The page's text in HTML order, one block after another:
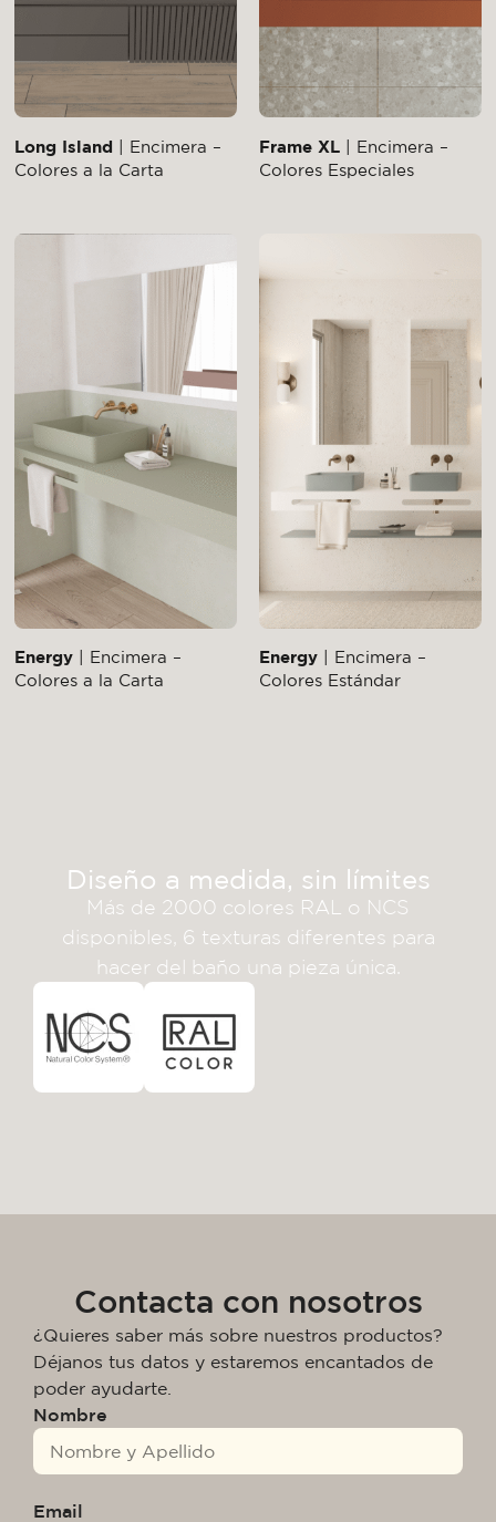
Long Island | Encimera –
Colores a la Carta
Frame XL | Encimera –
Colores Especiales
Energy | Encimera –
Colores a la Carta
Energy | Encimera –
Colores Estándar
Diseño a medida, sin límites
Más de 2000 colores RAL o NCS
disponibles, 6 texturas diferentes para
hacer del baño una pieza única.
Contacta con nosotros
¿Quieres saber más sobre nuestros productos?
Déjanos tus datos y estaremos encantados de
poder ayudarte.
Nombre
Email